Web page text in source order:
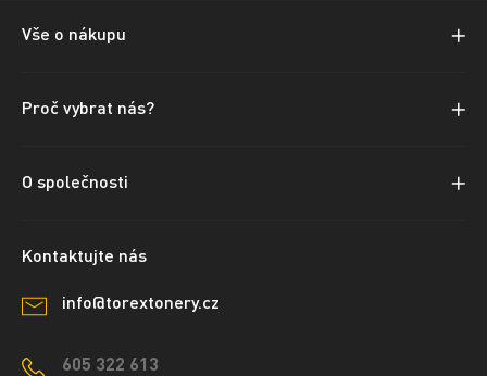
Vše o nákupu
Proč vybrat nás?
O společnosti
Kontaktujte nás
info@torextonery.cz
605 322 613